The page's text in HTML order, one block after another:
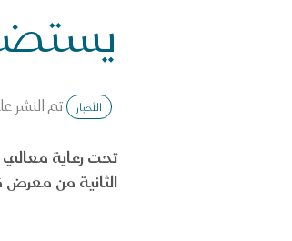
يستضيف 60 دولة ويرحب
الأخبار تم النشر
تحت رعاية معالي
الثانية من معرض قطر